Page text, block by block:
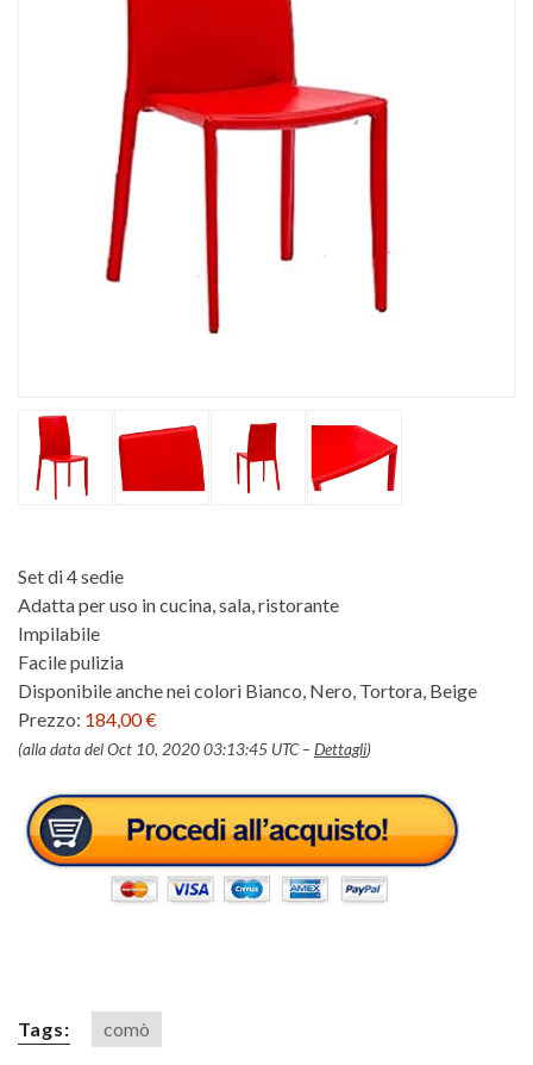
Set di 4 sedie
Adatta per uso in cucina, sala, ristorante
Impilabile
Facile pulizia
Disponibile anche nei colori Bianco, Nero, Tortora, Beige
Prezzo: 184,00 €
(alla data del Oct 10, 2020 03:13:45 UTC – Dettagli)
Tags: comò